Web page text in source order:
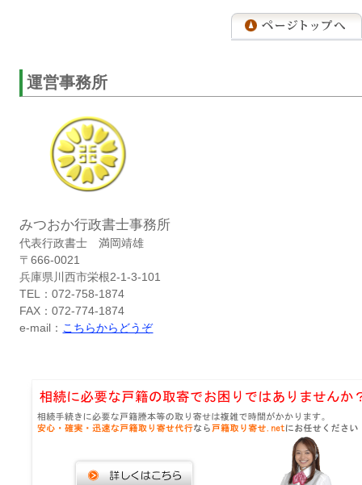
運営事務所
みつおか行政書士事務所
代表行政書士 満岡靖雄
〒666-0021
兵庫県川西市栄根2-1-3-101
TEL：072-758-1874
FAX：072-774-1874
e-mail： こちらからどうぞ